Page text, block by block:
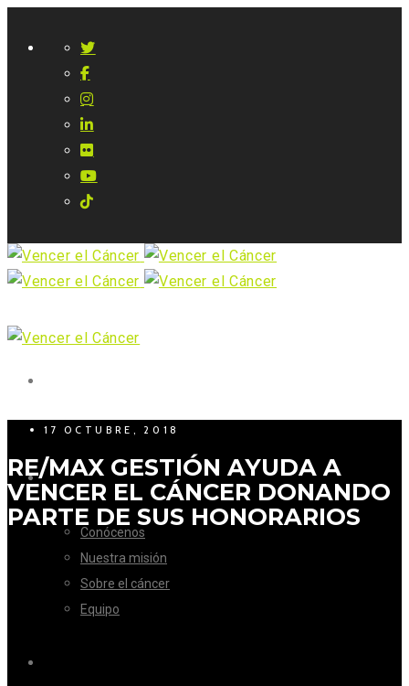
LA FUNDACIÓN
Conócenos
Nuestra misión
Sobre el cáncer
Equipo
17 OCTUBRE, 2018
RE/MAX GESTIÓN AYUDA A
VENCER EL CÁNCER DONANDO
PARTE DE SUS HONORARIOS